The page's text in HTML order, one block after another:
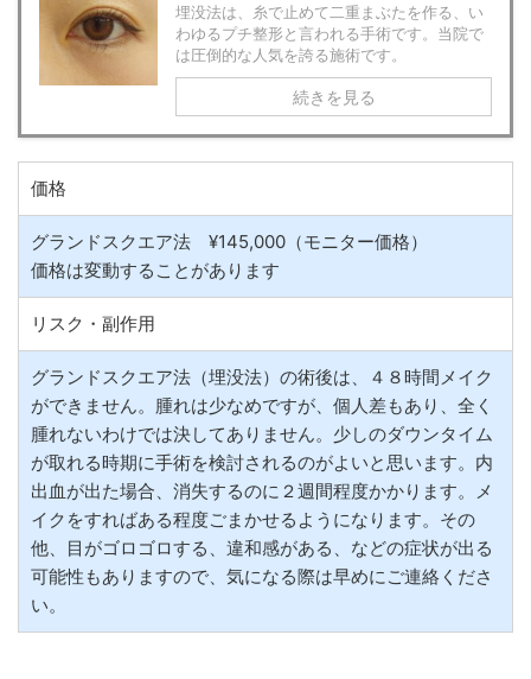
埋没法は、糸で止めて二重まぶたを作る、い
わゆるプチ整形と言われる手術です。当院で
は圧倒的な人気を誇る施術です。
続きを見る
価格
グランドスクエア法 ¥145,000（モニター価格）
価格は変動することがあります
リスク・副作用
グランドスクエア法（埋没法）の術後は、４８時間メイク
ができません。腫れは少なめですが、個人差もあり、全く
腫れないわけでは決してありません。少しのダウンタイム
が取れる時期に手術を検討されるのがよいと思います。内
出血が出た場合、消失するのに２週間程度かかります。メ
イクをすればある程度ごまかせるようになります。その
他、目がゴロゴロする、違和感がある、などの症状が出る
可能性もありますので、気になる際は早めにご連絡くださ
い。